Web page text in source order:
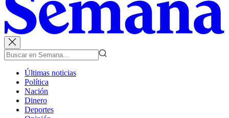
Últimas noticias
Política
Nación
Dinero
Deportes